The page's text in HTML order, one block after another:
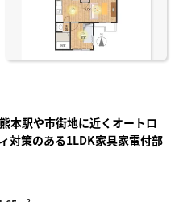
本駅や市街地に近くオートロ
対策のある1LDK家具家電付部